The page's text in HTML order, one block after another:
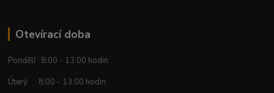
Otevírací doba
Pondělí 8:00 - 13:00 hodin
Úterý 8:00 - 13:00 hodin